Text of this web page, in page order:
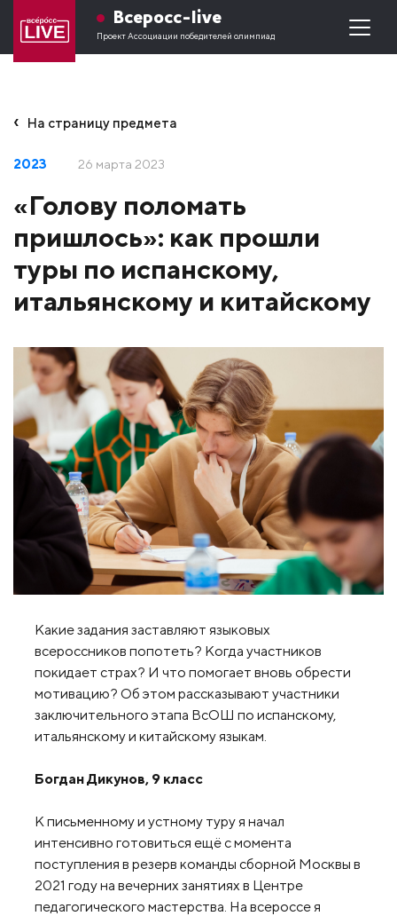
Всеросс-live
Проект Ассоциации победителей олимпиад
На страницу предмета
2023 26 марта 2023
«Голову поломать
пришлось»: как прошли
туры по испанскому,
итальянскому и китайскому
Какие задания заставляют языковых
всероссников попотеть? Когда участников
покидает страх? И что помогает вновь обрести
мотивацию? Об этом рассказывают участники
заключительного этапа ВсОШ по испанскому,
итальянскому и китайскому языкам.
Богдан Дикунов, 9 класс
К письменному и устному туру я начал
интенсивно готовиться ещё с момента
поступления в резерв команды сборной Москвы в
2021 году на вечерних занятиях в Центре
педагогического мастерства. На всероссе я